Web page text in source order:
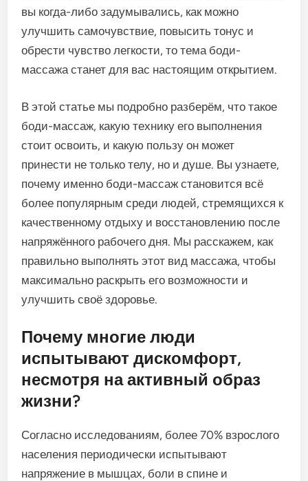
вы когда-либо задумывались, как можно
улучшить самочувствие, повысить тонус и
обрести чувство легкости, то тема боди-
массажа станет для вас настоящим открытием.
В этой статье мы подробно разберём, что такое
боди-массаж, какую технику его выполнения
стоит освоить, и какую пользу он может
принести не только телу, но и душе. Вы узнаете,
почему именно боди-массаж становится всё
более популярным среди людей, стремящихся к
качественному отдыху и восстановлению после
напряжённого рабочего дня. Мы расскажем, как
правильно выполнять этот вид массажа, чтобы
максимально раскрыть его возможности и
улучшить своё здоровье.
Почему многие люди
испытывают дискомфорт,
несмотря на активный образ
жизни?
Согласно исследованиям, более 70% взрослого
населения периодически испытывают
напряжение в мышцах, боли в спине и